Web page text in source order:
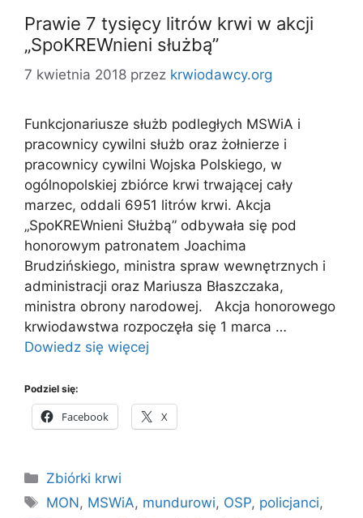
Prawie 7 tysięcy litrów krwi w akcji
„SpoKREWnieni służbą”
7 kwietnia 2018 przez krwiodawcy.org
Funkcjonariusze służb podległych MSWiA i
pracownicy cywilni służb oraz żołnierze i
pracownicy cywilni Wojska Polskiego, w
ogólnopolskiej zbiórce krwi trwającej cały
marzec, oddali 6951 litrów krwi. Akcja
„SpoKREWnieni Służbą” odbywała się pod
honorowym patronatem Joachima
Brudzińskiego, ministra spraw wewnętrznych i
administracji oraz Mariusza Błaszczaka,
ministra obrony narodowej. Akcja honorowego
krwiodawstwa rozpoczęła się 1 marca …
Dowiedz się więcej
Podziel się:
Facebook X
Kategorie
Zbiórki krwi
Tagi
MON, MSWiA, mundurowi, OSP, policjanci,